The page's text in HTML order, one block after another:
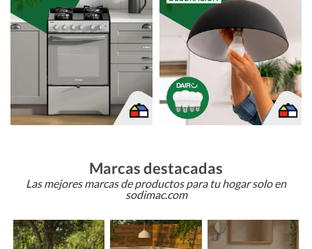
Marcas destacadas
Las mejores marcas de productos para tu hogar solo en
sodimac.com